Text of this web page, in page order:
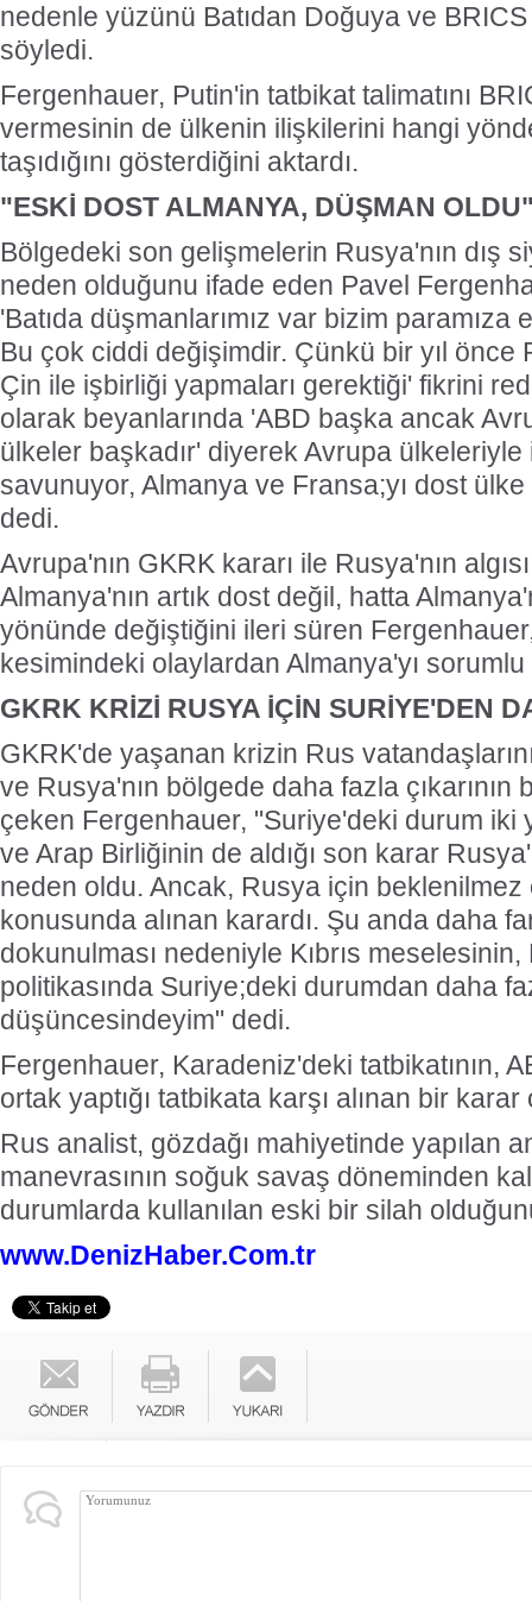
nedenle yüzünü Batıdan Doğuya ve
söyledi.
Fergenhauer, Putin'in tatbikat talimatını
vermesinin de ülkenin ilişkilerini hangi
taşıdığını gösterdiğini aktardı.
"ESKİ DOST ALMANYA, DÜŞMAN
Bölgedeki son gelişmelerin Rusya'nın dış
neden olduğunu ifade eden Pavel
'Batıda düşmanlarımız var bizim
Bu çok ciddi değişimdir. Çünkü bir yıl önce
Çin ile işbirliği yapmaları gerektiği' fikrini
olarak beyanlarında 'ABD başka ancak
ülkeler başkadır' diyerek Avrupa ülkeleriyle
savunuyor, Almanya ve Fransa;yı dost
dedi.
Avrupa'nın GKRK kararı ile Rusya'nın
Almanya'nın artık dost değil, hatta
yönünde değiştiğini ileri süren
kesimindeki olaylardan Almanya'yı
GKRK KRİZİ RUSYA İÇİN SURİYE'DEN
GKRK'de yaşanan krizin Rus
ve Rusya'nın bölgede daha fazla
çeken Fergenhauer, "Suriye'deki durum iki
ve Arap Birliğinin de aldığı son karar
neden oldu. Ancak, Rusya için beklenilmez
konusunda alınan karardı. Şu anda daha
dokunulması nedeniyle Kıbrıs meselesinin,
politikasında Suriye;deki durumdan daha
düşüncesindeyim" dedi.
Fergenhauer, Karadeniz'deki tatbikatının,
ortak yaptığı tatbikata karşı alınan bir karar
Rus analist, gözdağı mahiyetinde yapılan
manevrasının soğuk savaş döneminden
durumlarda kullanılan eski bir silah
www.DenizHaber.Com.tr